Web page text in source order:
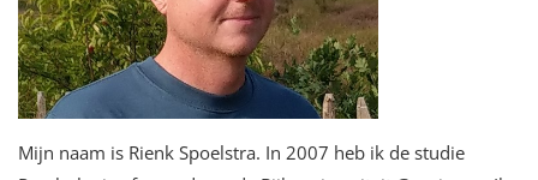
Mijn naam is Rienk Spoelstra. In 2007 heb ik de studie